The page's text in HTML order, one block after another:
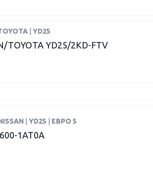
YD25
YD25/2KD-FTV
YD25 ЕВРО 5
1AT0A